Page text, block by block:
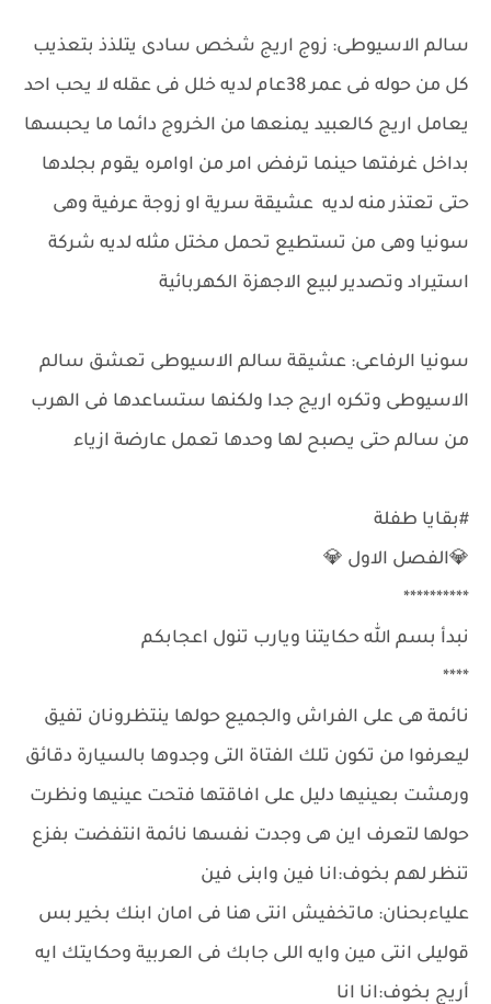
سالم الاسيوطى: زوج اريج شخص سادى يتلذذ بتعذيب
كل من حوله فى عمر 38عام لديه خلل فى عقله لا يحب احد
يعامل اريج كالعبيد يمنعها من الخروج دائما ما يحبسها
بداخل غرفتها حينما ترفض امر من اوامره يقوم بجلدها
حتى تعتذر منه لديه عشيقة سرية او زوجة عرفية وهى
سونيا وهى من تستطيع تحمل مختل مثله لديه شركة
استيراد وتصدير لبيع الاجهزة الكهربائية
سونيا الرفاعى: عشيقة سالم الاسيوطى تعشق سالم
الاسيوطى وتكره اريج جدا ولكنها ستساعدها فى الهرب
من سالم حتى يصبح لها وحدها تعمل عارضة ازياء
#بقايا طفلة
💎الفصل الاول 💎
**********
نبدأ بسم الله حكايتنا ويارب تنول اعجابكم
****
نائمة هى على الفراش والجميع حولها ينتظرونان تفيق
ليعرفوا من تكون تلك الفتاة التى وجدوها بالسيارة دقائق
ورمشت بعينيها دليل على افاقتها فتحت عينيها ونظرت
حولها لتعرف اين هى وجدت نفسها نائمة انتفضت بفزع
تنظر لهم بخوف:انا فين وابنى فين
علياءبحنان: ماتخفيش انتى هنا فى امان ابنك بخير بس
قوليلى انتى مين وايه اللى جابك فى العربية وحكايتك ايه
أريج بخوف:انا انا